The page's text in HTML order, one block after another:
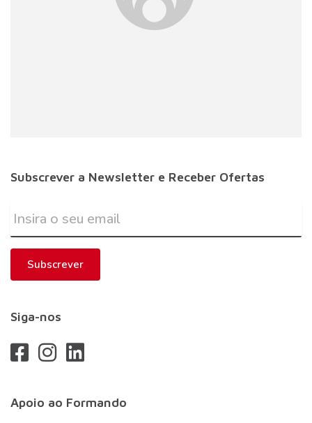
Subscrever a Newsletter e Receber Ofertas
Subscrever
Siga-nos
Apoio ao Formando